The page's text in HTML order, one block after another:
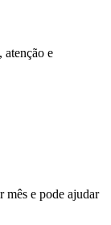
atenção e
mês e pode ajudar